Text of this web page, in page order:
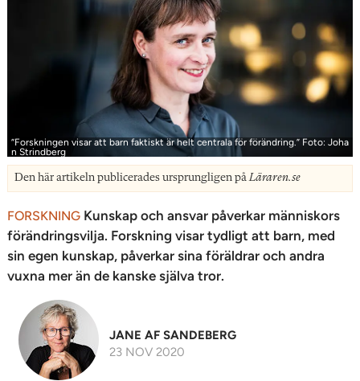
”­Forskningen visar att barn faktiskt är helt centrala för förändring.” Foto: Joha
n Strindberg
Den här artikeln publicerades ursprungligen påLäraren.se
FORSKNING Kunskap och ansvar påverkar människors
förändringsvilja. Forskning visar tydligt att barn, med
sin egen kunskap, påverkar sina föräldrar och andra
vuxna mer än de kanske själva tror.
JANE AF SANDEBERG
23 NOV 2020